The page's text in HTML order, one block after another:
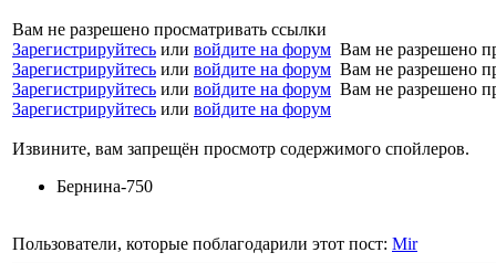
Вам не разрешено просматривать ссылки
Зарегистрируйтесь или войдите на форум Вам не разрешено
Зарегистрируйтесь или войдите на форум Вам не разрешено
Зарегистрируйтесь или войдите на форум Вам не разрешено
Зарегистрируйтесь или войдите на форум
Извините, вам запрещён просмотр содержимого спойлеров.
Бернина-750
Пользователи, которые поблагодарили этот пост: Mir